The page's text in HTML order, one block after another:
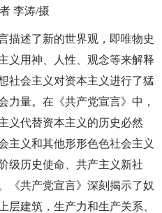
李涛/摄
描述了新的世界观，即唯物史
义用神、人性、观念等来解释
社会主义对资本主义进行了猛
力量。在《共产党宣言》中，
义代替资本主义的历史必然
主义和其他形形色色社会主义
级历史使命、共产主义新社
《共产党宣言》深刻揭示了奴
建筑，生产力和生产关系、